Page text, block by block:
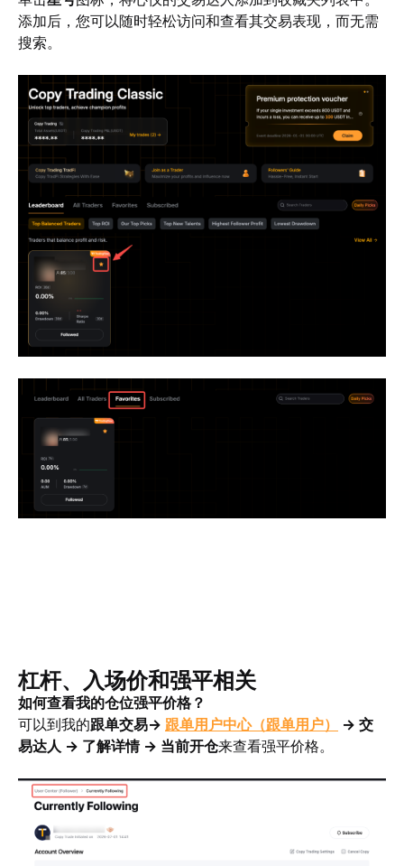
添加后，您可以随时轻松访问和查看其交易表现，而无需
搜索。
杠杆、入场价和强平相关
如何查看我的仓位强平价格？
可以到我的跟单交易→ 跟单用户中心（跟单用户）
→ 交
易达人 → 了解详情 → 当前开仓来查看强平价格。